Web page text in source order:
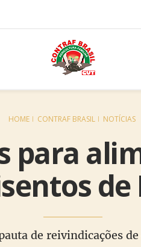
HOME CONTRAF BRASIL NOTÍCIAS
para
de
de reivindicações